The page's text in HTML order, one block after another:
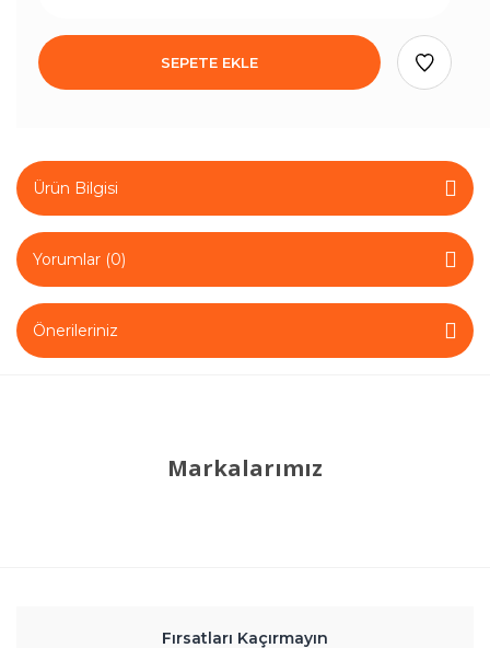
SEPETE EKLE
Ürün Bilgisi
Yorumlar (0)
Önerileriniz
Markalarımız
Fırsatları Kaçırmayın